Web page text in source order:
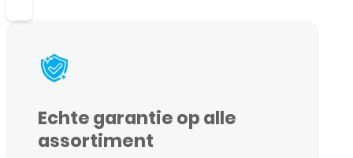
Samsung
Galaxy
A30S
SM-
Echte garantie op alle
assortiment